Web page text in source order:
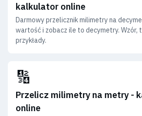
kalkulator online
Darmowy przelicznik milimetry na
wartość i zobacz ile to decymetry. Wzór,
przykłady.
🔢
Przelicz milimetry na metry -
online